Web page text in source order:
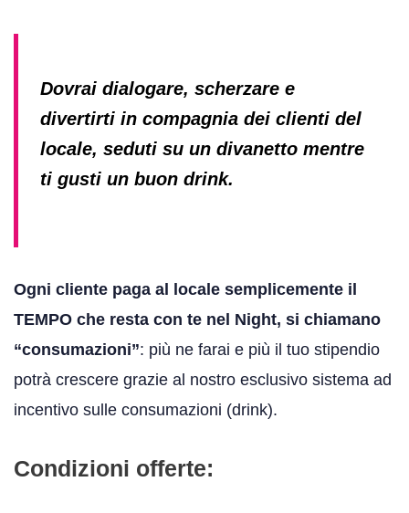
Dovrai dialogare, scherzare e
divertirti in compagnia dei clienti del
locale, seduti su un divanetto mentre
ti gusti un buon drink.
Ogni cliente paga al locale semplicemente il
TEMPO che resta con te nel Night, si chiamano
“consumazioni”: più ne farai e più il tuo stipendio
potrà crescere grazie al nostro esclusivo sistema ad
incentivo sulle consumazioni (drink).
Condizioni offerte: